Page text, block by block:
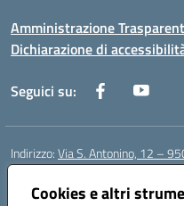
Cookies e altri
Amministrazione
Dichiarazione di
Seguici su:
Indirizzo:Via S. Antonino, 12 –
Centralino:
Posta elettronica certificata